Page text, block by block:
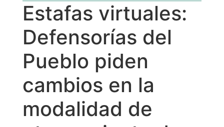
Estafas virtuales:
Defensorías del
Pueblo piden
cambios en la
modalidad de